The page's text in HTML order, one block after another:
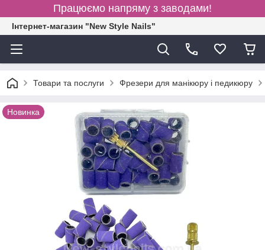
Працюємо напряму з заводами!
Інтернет-магазин "New Style Nails"
Товари та послуги Фрезери для манікюру і педикюру
Новинка